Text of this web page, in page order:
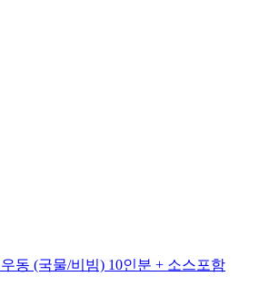
동 (국물/비빔) 10인분 + 소스포함